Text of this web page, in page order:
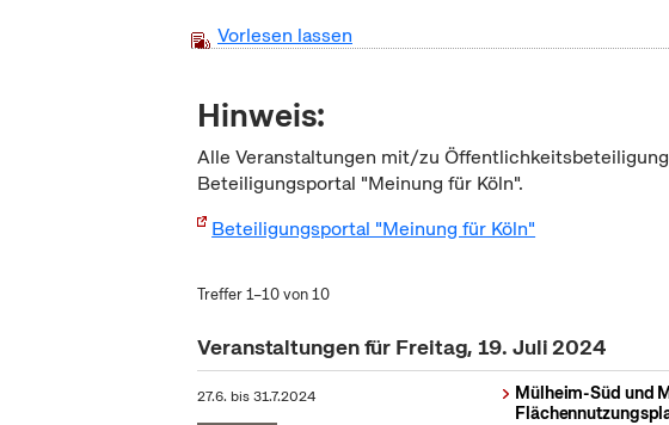
Vorlesen lassen
Hinweis:
Alle Veranstaltungen mit/zu
Beteiligungsportal "Meinung für Köln".
Beteiligungsportal "Meinung für Köln"
Treffer 1–10 von 10
Veranstaltungen für Freitag, 19. Juli 2024
27.6. bis31.7.2024
Mülheim-Süd und